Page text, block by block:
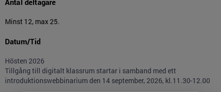
Antal deltagare
Minst 12, max 25.
Datum/Tid
Hösten 2026
Tillgång till digitalt klassrum startar i samband med ett
introduktionswebbinarium den 14 september, 2026, kl.11.30-12.00